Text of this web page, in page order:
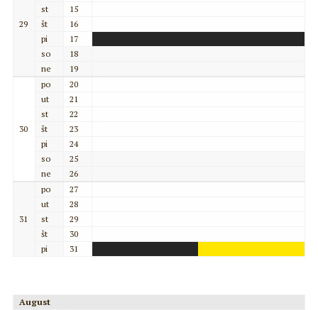
29
st
15
št
16
pi
17
so
18
ne
19
30
po
20
ut
21
st
22
št
23
pi
24
so
25
ne
26
31
po
27
ut
28
st
29
št
30
pi
31
August